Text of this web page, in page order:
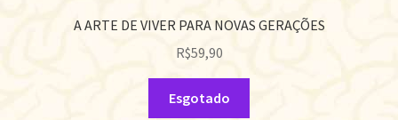
A ARTE DE VIVER PARA NOVAS GERAÇÕES
R$59,90
Esgotado